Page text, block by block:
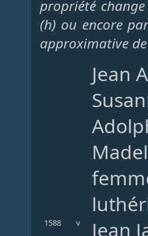
propriété
(h) ou encore
approximative
Jean
1588 v
Jean